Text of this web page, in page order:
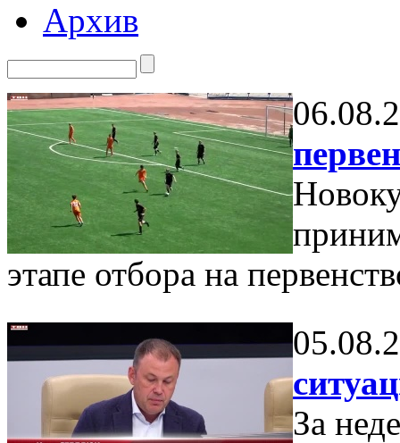
Архив
этапе отбора на
За